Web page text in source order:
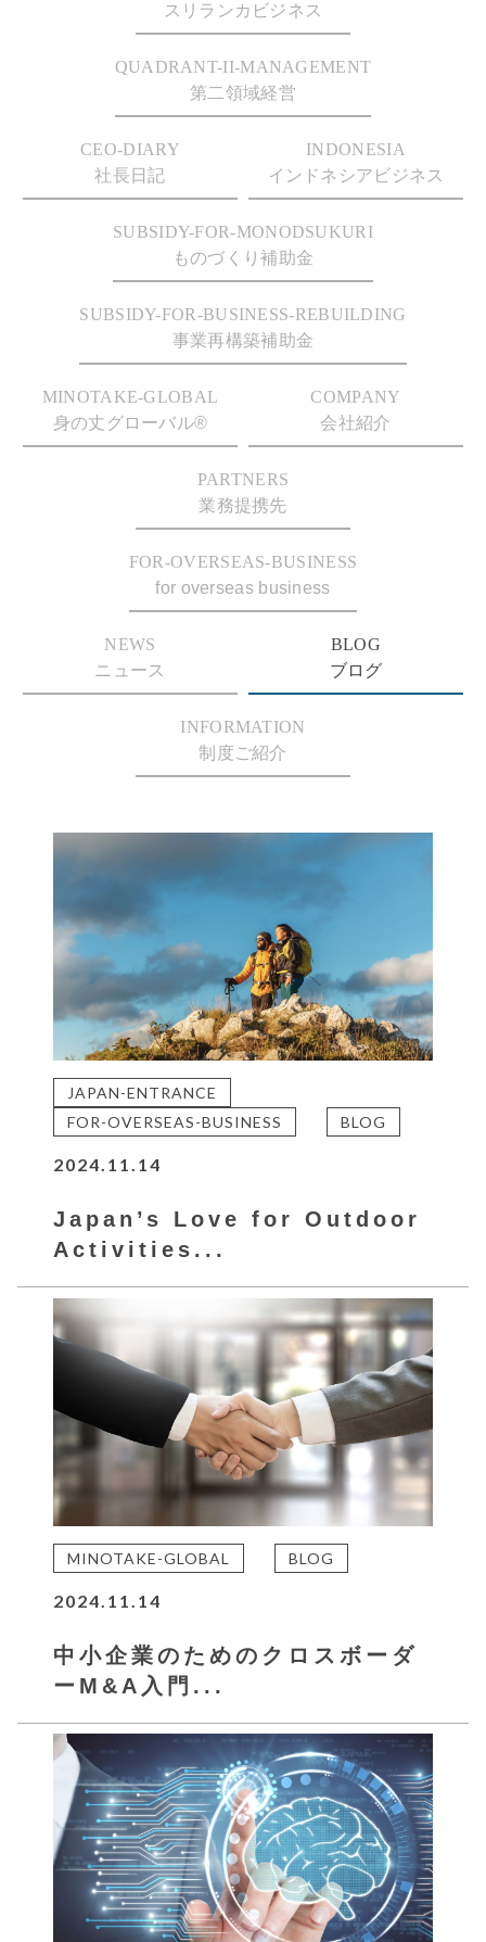
スリランカビジネス
QUADRANT-II-MANAGEMENT
第二領域経営
CEO-DIARY
社長日記
INDONESIA
インドネシアビジネス
SUBSIDY-FOR-MONODSUKURI
ものづくり補助金
SUBSIDY-FOR-BUSINESS-REBUILDING
事業再構築補助金
MINOTAKE-GLOBAL
身の丈グローバル®
COMPANY
会社紹介
PARTNERS
業務提携先
FOR-OVERSEAS-BUSINESS
for overseas business
NEWS
ニュース
BLOG
ブログ
INFORMATION
制度ご紹介
JAPAN-ENTRANCE
FOR-OVERSEAS-BUSINESS
BLOG
2024.11.14
Japan’s Love for Outdoor
Activities...
MINOTAKE-GLOBAL BLOG
2024.11.14
中小企業のためのクロスボーダ
ーM&A入門...